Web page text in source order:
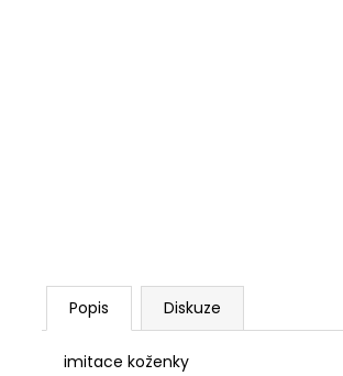
Popis Diskuze
imitace koženky